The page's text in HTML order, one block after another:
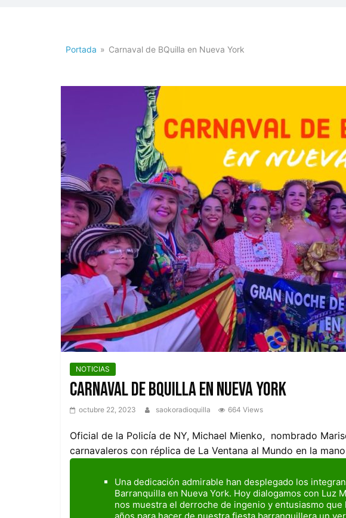
Saoko
a
otro
Nivel
Portada » Carnaval de BQuilla en Nueva York
NOTICIAS
Carnaval de BQuilla en Nueva York
octubre 22, 2023 saokoradioquilla 664 Views
Oficial de la Policía de NY, Michael Mienko, nombrado
carnavaleros con réplica de La Ventana al Mundo en la
Una dedicación admirable han desplegado los
Barranquilla en Nueva York. Hoy dialogamos con Luz
nos muestra el derroche de ingenio y entusiasmo